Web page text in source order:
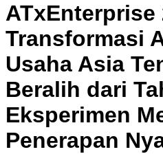
ATxEnterprise
Transformasi
Usaha Asia
Beralih dari
Eksperimen
Penerapan